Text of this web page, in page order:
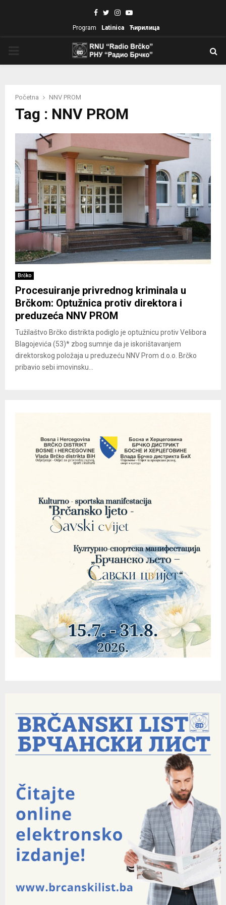
Facebook
TwitterInstagram
Youtube
Program Latinica Ћирилица
Početna NNV PROM
Tag : NNV PROM
Brčko
Procesuiranje privrednog kriminala u
Brčkom: Optužnica protiv direktora i
preduzeća NNV PROM
Tužilaštvo Brčko distrikta podiglo je optužnicu protiv Velibora
Blagojevića (53)* zbog sumnje da je iskorištavanjem
direktorskog položaja u preduzeću NNV Prom d.o.o. Brčko
pribavio sebi imovinsku...